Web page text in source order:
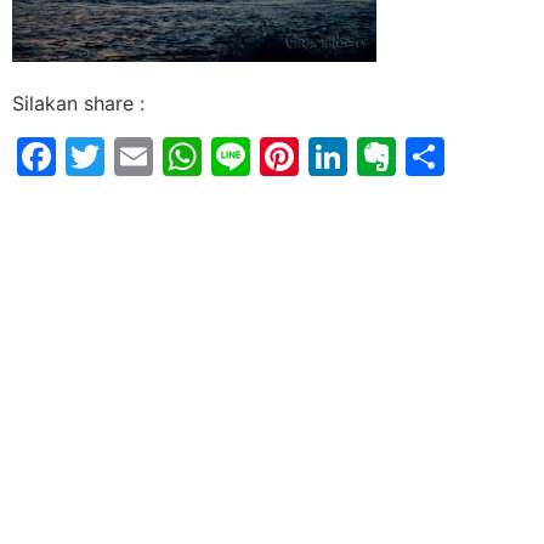
Silakan share :
Facebook
Twitter
EmailWhatsApp
LinePinterest
LinkedIn